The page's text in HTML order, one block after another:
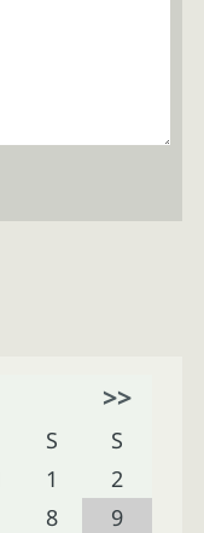
>>
S
S
1
2
8
9